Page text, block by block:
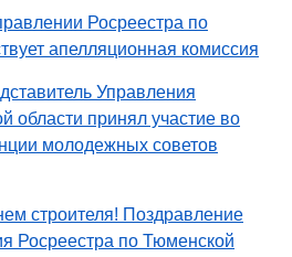
Росреестра по
апелляционная комиссия
Управления
области принял участие во
молодежных советов
строителя! Поздравление
Росреестра по Тюменской